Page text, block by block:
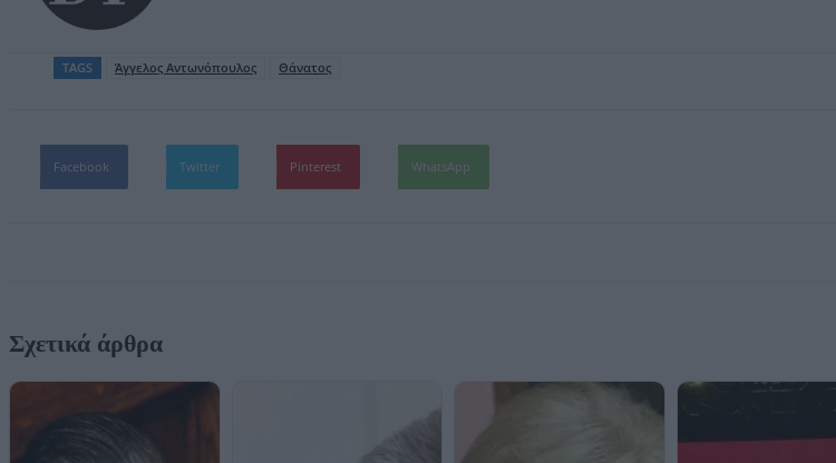
TAGS Άγγελος Αντωνόπουλος Θάνατος
Facebook Twitter Pinterest WhatsApp
Σχετικά άρθρα